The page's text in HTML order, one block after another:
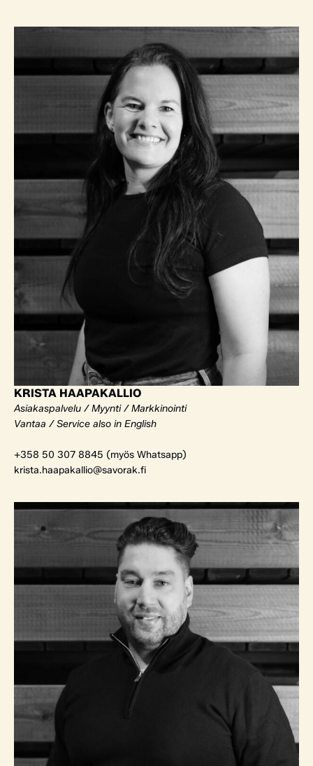
KRISTA HAAPAKALLIO
Asiakaspalvelu / Myynti / Markkinointi
Vantaa / Service also in English
+358 50 307 8845 (myös Whatsapp)
krista.haapakallio@savorak.fi